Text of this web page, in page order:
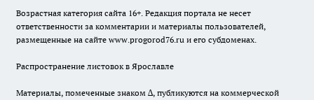
Возрастная категория сайта 16+. Редакция портала не несет
ответственности за комментарии и материалы пользователей,
размещенные на сайте www.progorod76.ru и его субдоменах.
Распространение листовок в Ярославле
Материалы, помеченные знаком ∆, публикуются на коммерческой